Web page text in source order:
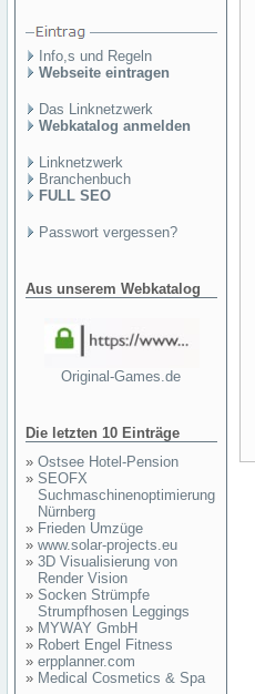
Info,s und Regeln
Webseite eintragen
Das Linknetzwerk
Webkatalog anmelden
Linknetzwerk
Branchenbuch
FULL SEO
Passwort vergessen?
Aus unserem Webkatalog
Original-Games.de
Die letzten 10 Einträge
» Ostsee Hotel-Pension
» SEOFX
Suchmaschinenoptimierung
Nürnberg
» Frieden Umzüge
» www.solar-projects.eu
» 3D Visualisierung von
Render Vision
» Socken Strümpfe
Strumpfhosen Leggings
» MYWAY GmbH
» Robert Engel Fitness
» erpplanner.com
» Medical Cosmetics & Spa